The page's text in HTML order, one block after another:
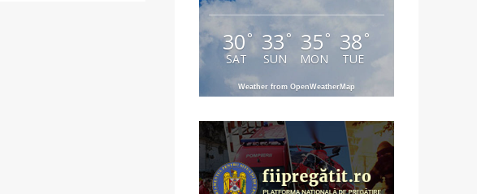
30 °
SAT
33 °
SUN
35 °
MON
38 °
TUE
Weather from OpenWeatherMap